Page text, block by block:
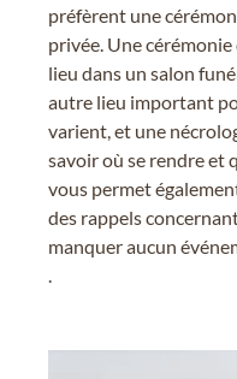
préfèrent une
privée. Une
lieu dans un salon
autre lieu important
varient, et une
savoir où se rendre et
vous permet
des rappels
manquer aucun